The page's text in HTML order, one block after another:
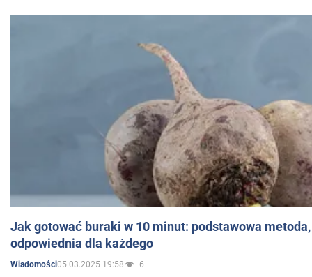
Jak gotować buraki w 10 minut: podstawowa
odpowiednia dla każdego
Wiadomości05.03.2025 19:58 6